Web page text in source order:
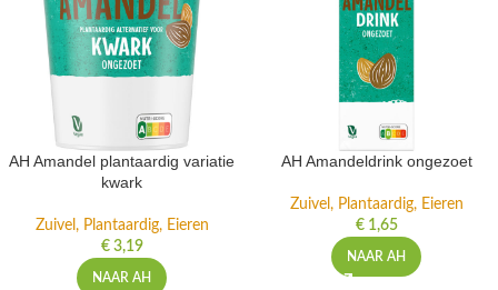
AH Amandel plantaardig variatie
kwark
Zuivel, Plantaardig, Eieren
€3,19
NAAR AH
AH Amandeldrink ongezoet
Zuivel, Plantaardig, Eieren
€1,65
NAAR AH